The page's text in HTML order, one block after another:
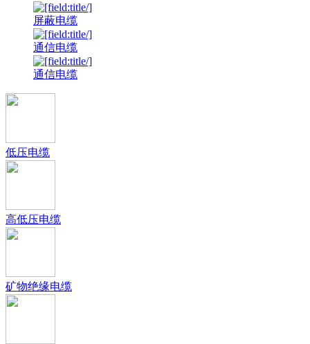
屏蔽电缆
通信电缆
通信电缆
低压电缆
高低压电缆
矿物绝缘电缆